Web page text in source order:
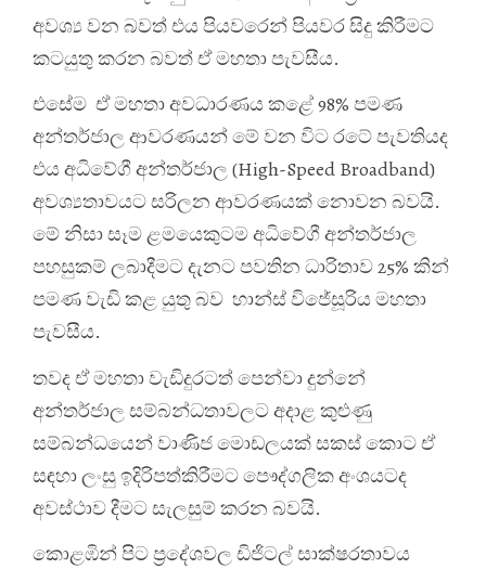
අවශ්‍ය වන බවත් එය පියවරෙන් පියවර සිදු කිරීමට
කටයුතු කරන බවත් ඒ මහතා පැවසීය.
එසේම ඒ මහතා අවධාරණය කළේ 98% පමණ
අන්තර්ජාල ආවරණයන් මේ වන විට රටේ පැවතියද
එය අධිවේගී අන්තර්ජාල (High-Speed Broadband)
අවශ්‍යතාවයට සරිලන ආවරණයක් නොවන බවයි.
මේ නිසා සෑම ළමයෙකුටම අධිවේගී අන්තර්ජාල
පහසුකම් ලබාදීමට දැනට පවතින ධාරිතාව 25% කින්
පමණ වැඩි කළ යුතු බව හාන්ස් විජේසූරිය මහතා
පැවසීය.
තවද ඒ මහතා වැඩිදුර‍ටත් පෙන්වා දුන්නේ
අන්තර්ජාල සම්බන්ධතාවලට අදාළ කුළුණු
සම්බන්ධයෙන් වාණිජ මොඩලයක් සකස් කොට ඒ
සඳහා ලංසු ඉදිරිපත්කිරීමට පෞද්ගලික අංශයටද
අවස්ථාව දීමට සැලසුම් කරන බවයි.
‍කොළඹින් පිට ප්‍රදේශවල ඩිජිටල් සාක්ෂරතාවය